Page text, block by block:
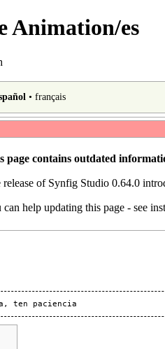
Animation/es
• français
page contains outdated
release of Synfig Studio 0.64.0
can help updating this page - see